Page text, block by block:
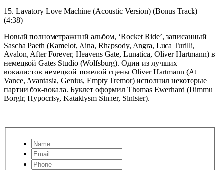
15. Lavatory Love Machine (Acoustic Version) (Bonus Track)
(4:38)
Новый полнометражный альбом, ‘Rocket Ride’, записанный
Sascha Paeth (Kamelot, Aina, Rhapsody, Angra, Luca Turilli,
Avalon, After Forever, Heavens Gate, Lunatica, Oliver Hartmann) в
немецкой Gates Studio (Wolfsburg). Один из лучших
вокалистов немецкой тяжелой сцены Oliver Hartmann (At
Vance, Avantasia, Genius, Empty Tremor) исполнил некоторые
партии бэк-вокала. Буклет оформил Thomas Ewerhard (Dimmu
Borgir, Hypocrisy, Kataklysm Sinner, Sinister).